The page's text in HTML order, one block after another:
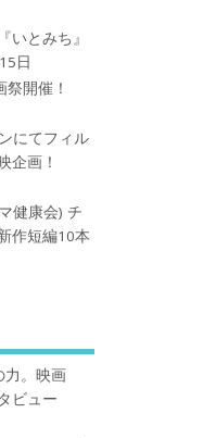
いとみち』
日
開催！
にてフィル
企画！
健康会) チ
作短編10本
力。映画
ビュー